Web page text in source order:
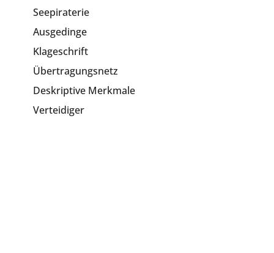
Seepiraterie
Ausgedinge
Klageschrift
Übertragungsnetz
Deskriptive Merkmale
Verteidiger